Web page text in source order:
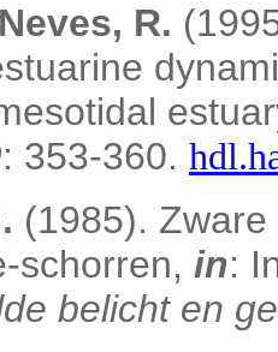
R.
: 353-360.
(1985).
schorren, in:
belicht en